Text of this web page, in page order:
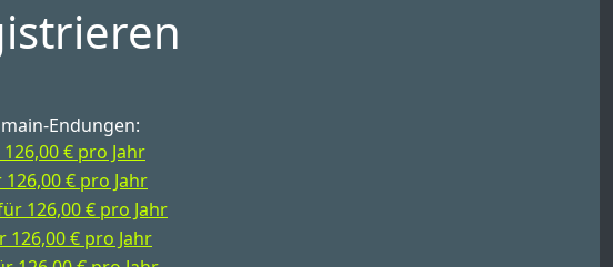
Endungen:
€ pro Jahr
€ pro Jahr
126,00 € pro Jahr
126,00 € pro Jahr